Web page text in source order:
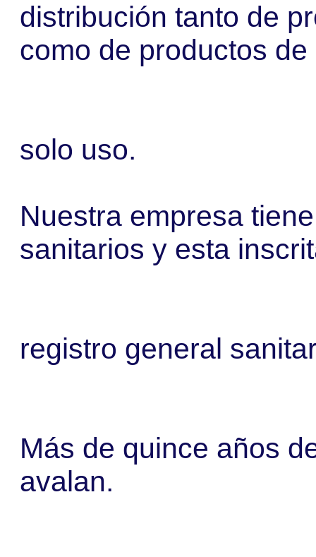
distribución tanto de
como de productos de
solo uso.
Nuestra empresa
sanitarios y esta
registro general
Más de quince años
avalan.